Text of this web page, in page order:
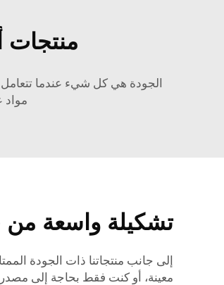
منتجات
الجودة هي كل شيء عندما تتعامل
مواد
تشكيلة واسعة من
إلى جانب منتجاتنا ذات الجودة
معينة، أو كنت فقط بحاجة إلى